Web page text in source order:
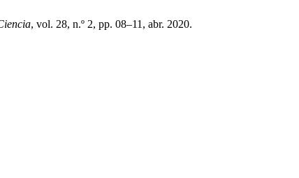
, vol. 28, n.º 2, pp. 08–11, abr. 2020.